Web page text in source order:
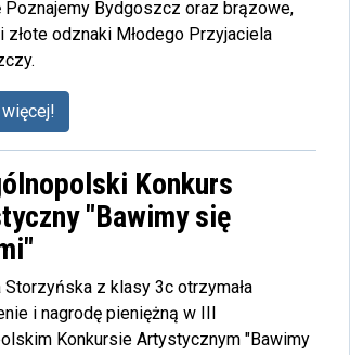
Poznajemy Bydgoszcz oraz brązowe,
złote odznaki Młodego Przyjaciela
Konkurs
"Bawimy się
Storzyńska z klasy 3c otrzymała
i nagrodę pieniężną w III
Konkursie Artystycznym "Bawimy